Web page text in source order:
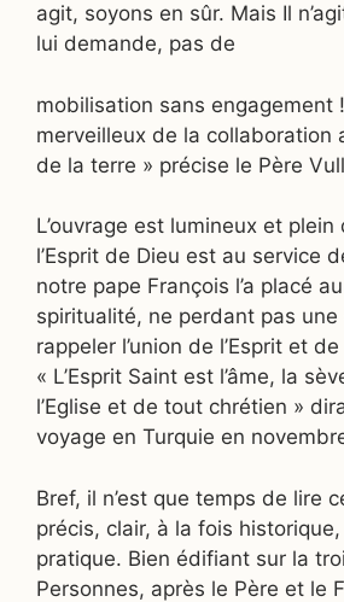
agit, soyons en sûr. Mais Il
lui demande, pas de
mobilisation sans engagement
merveilleux de la collaboration
de la terre » précise le Père
L’ouvrage est lumineux et plein
l’Esprit de Dieu est au service
notre pape François l’a placé
spiritualité, ne perdant pas une
rappeler l’union de l’Esprit et de
« L’Esprit Saint est l’âme, la
l’Eglise et de tout chrétien »
voyage en Turquie en
Bref, il n’est que temps de lire
précis, clair, à la fois
pratique. Bien édifiant sur la
Personnes, après le Père et le